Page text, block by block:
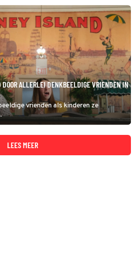
DOOR ALLERLEI DENKBEELDIGE VRIENDEN IN
vrienden als kinderen ze
LEES MEER